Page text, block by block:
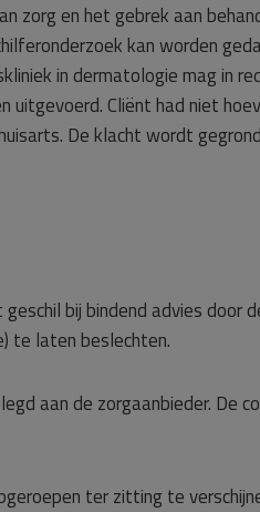
zorg en het gebrek aan
kan worden
in dermatologie mag in
uitgevoerd. Cliënt had niet
De klacht wordt
bij bindend advies door
te laten beslechten.
aan de zorgaanbieder. De
ter zitting te